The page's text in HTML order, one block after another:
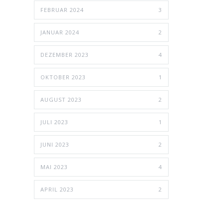
FEBRUAR 2024 3
JANUAR 2024 2
DEZEMBER 2023 4
OKTOBER 2023 1
AUGUST 2023 2
JULI 2023 1
JUNI 2023 2
MAI 2023 4
APRIL 2023 2